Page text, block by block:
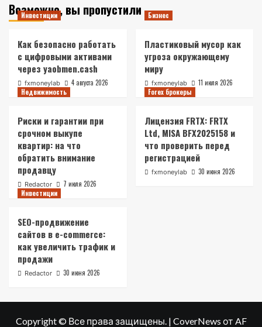
Возможно, вы пропустили
Инвестиции
Как безопасно работать
с цифровыми активами
через yaobmen.cash
fxmoneylab 4 августа 2026
Бизнес
Пластиковый мусор как
угроза окружающему
миру
fxmoneylab
11 июля 2026
Недвижимость
Риски и гарантии при
срочном выкупе
квартир: на что
обратить внимание
продавцу
Redactor 7 июля 2026
Forex брокеры
Лицензия FRTX: FRTX
Ltd, MISA BFX2025158 и
что проверить перед
регистрацией
fxmoneylab 30 июня 2026
Инвестиции
SEO-продвижение
сайтов в e-commerce:
как увеличить трафик и
продажи
Redactor 30 июня 2026
Copyright © Все права защищены. | CoverNews от AF